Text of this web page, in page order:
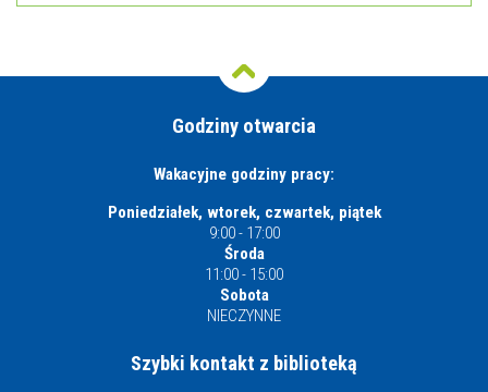
Godziny otwarcia
Wakacyjne godziny pracy:
Poniedziałek, wtorek, czwartek, piątek
9:00 - 17:00
Środa
11:00 - 15:00
Sobota
NIECZYNNE
Szybki kontakt z biblioteką